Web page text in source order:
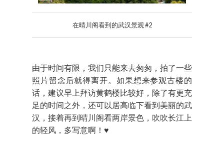
在晴川阁看到的武汉景观 #2
由于时间有限，我们只能来去匆匆，拍了一些
照片留念后就得离开。如果想来参观古楼的
话，建议早上拜访黄鹤楼比较好，除了有更充
足的时间之外，还可以居高临下看到美丽的武
汉，接着再到晴川阁看两岸景色，吹吹长江上
的轻风，多写意啊！♥